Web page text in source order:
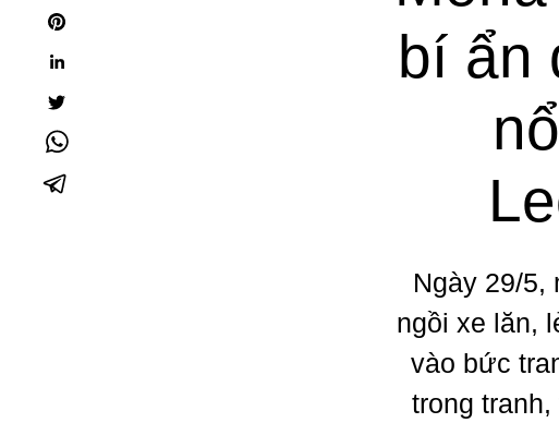
bí ẩn
Ngày 29/5,
ngồi xe lăn,
vào bức
trong